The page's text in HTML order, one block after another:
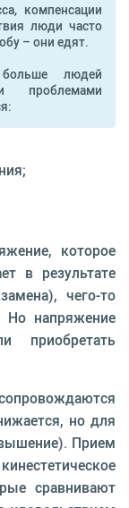
компенсации
люди часто
– они едят.
людей
проблемами
которое
в результате
чего-то
Но напряже­ние
приобретать
но для
Прием
сравнивают